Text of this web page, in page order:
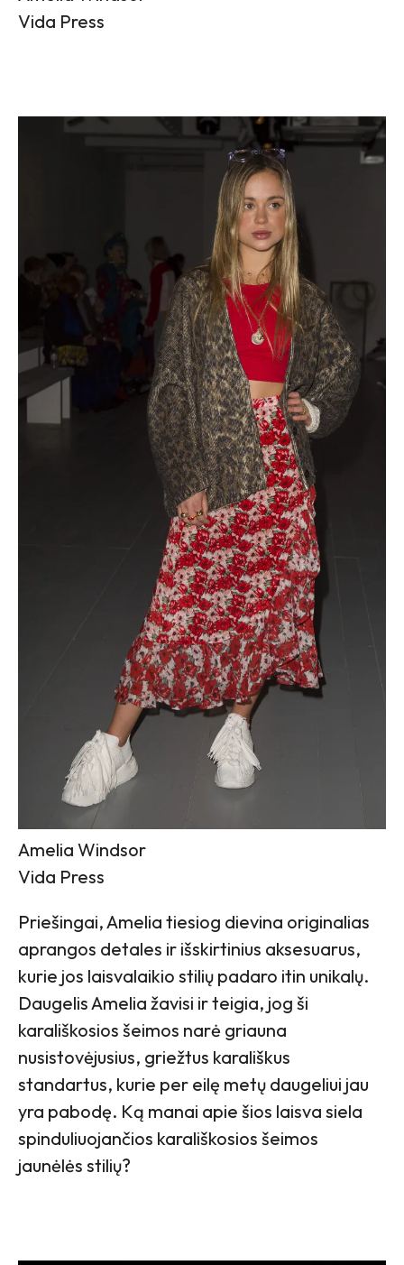
Vida Press
Amelia Windsor
Vida Press
Priešingai, Amelia tiesiog dievina originalias
aprangos detales ir išskirtinius aksesuarus,
kurie jos laisvalaikio stilių padaro itin unikalų.
Daugelis Amelia žavisi ir teigia, jog ši
karališkosios šeimos narė griauna
nusistovėjusius, griežtus karališkus
standartus, kurie per eilę metų daugeliui jau
yra pabodę. Ką manai apie šios laisva siela
spinduliuojančios karališkosios šeimos
jaunėlės stilių?